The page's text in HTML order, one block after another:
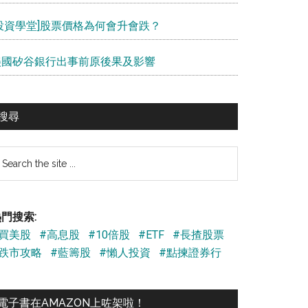
資學堂]股票價格為何會升會跌？
矽谷銀行出事前原後果及影響
尋
搜索:
美股
#高息股 #10倍股 #ETF
#長揸股票
市攻略
#藍籌股 #懶人投資 #點揀證券行
子書在AMAZON上咗架啦！